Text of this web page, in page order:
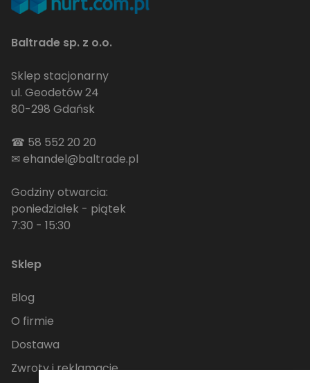
Baltrade sp. z o.o.
Sklep stacjonarny
ul. Geodetów 24
80-298 Gdańsk
☎ 58 552 20 20
✉ehandel@baltrade.pl
Godziny otwarcia:
poniedziałek - piątek
7:30 - 15:30
Sklep
Blog
O firmie
Dostawa
Zwroty i reklamacje